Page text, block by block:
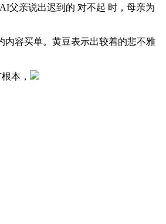
父亲说出迟到的 对不起 时，母亲为
容买单。黄豆表示出较着的悲不雅
本，